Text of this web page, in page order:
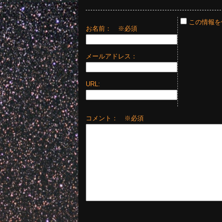
お名前： ※必須
メールアドレス：
URL:
この情報
コメント： ※必須